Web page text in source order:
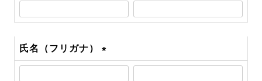
(必
須)
氏名（フリガナ）
(必